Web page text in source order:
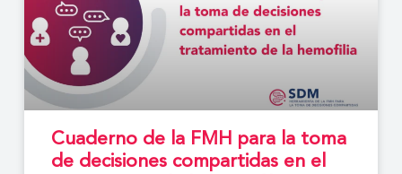
Cuaderno de la FMH para la toma
de decisiones compartidas en el